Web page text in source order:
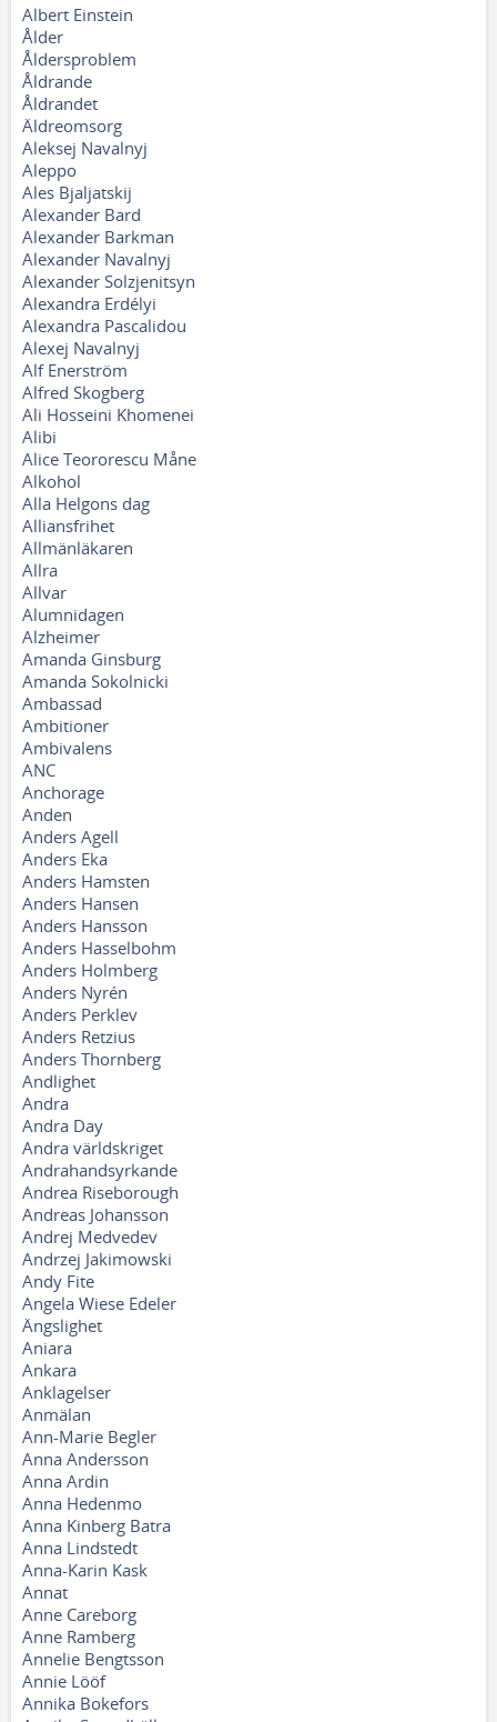
Albert Einstein
Ålder
Åldersproblem
Åldrande
Åldrandet
Äldreomsorg
Aleksej Navalnyj
Aleppo
Ales Bjaljatskij
Alexander Bard
Alexander Barkman
Alexander Navalnyj
Alexander Solzjenitsyn
Alexandra Erdélyi
Alexandra Pascalidou
Alexej Navalnyj
Alf Enerström
Alfred Skogberg
Ali Hosseini Khomenei
Alibi
Alice Teororescu Måne
Alkohol
Alla Helgons dag
Alliansfrihet
Allmänläkaren
Allra
Allvar
Alumnidagen
Alzheimer
Amanda Ginsburg
Amanda Sokolnicki
Ambassad
Ambitioner
Ambivalens
ANC
Anchorage
Anden
Anders Agell
Anders Eka
Anders Hamsten
Anders Hansen
Anders Hansson
Anders Hasselbohm
Anders Holmberg
Anders Nyrén
Anders Perklev
Anders Retzius
Anders Thornberg
Andlighet
Andra
Andra Day
Andra världskriget
Andrahandsyrkande
Andrea Riseborough
Andreas Johansson
Andrej Medvedev
Andrzej Jakimowski
Andy Fite
Angela Wiese Edeler
Ängslighet
Aniara
Ankara
Anklagelser
Anmälan
Ann-Marie Begler
Anna Andersson
Anna Ardin
Anna Hedenmo
Anna Kinberg Batra
Anna Lindstedt
Anna-Karin Kask
Annat
Anne Careborg
Anne Ramberg
Annelie Bengtsson
Annie Lööf
Annika Bokefors